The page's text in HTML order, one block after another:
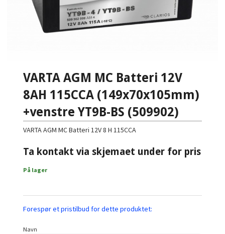
VARTA AGM MC Batteri 12V
8AH 115CCA (149x70x105mm)
+venstre YT9B-BS (509902)
VARTA AGM MC Batteri 12V 8 H 115CCA
Ta kontakt via skjemaet under for pris
På lager
Forespør et pristilbud for dette produktet:
Navn